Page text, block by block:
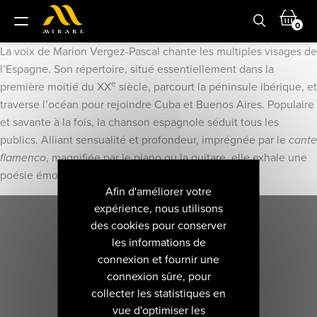
0
La voix de Marion Vergez-Pascal chante les multiples visages de
l’Espagne. Son répertoire, situé essentiellement dans la
première moitié du XXe siècle, parcourt la péninsule ibérique, et
traverse l’océan pour rejoindre Cuba et Buenos Aires. Populaire
et savante à la fois, la chanson espagnole séduit tous les
publics. Alliant sensualité et profondeur, imprégnée par lecante
flamenco, magnifiée par le piano ou la guitare, elle exhale une
poésie émouvante et intemporelle.
Afin d'améliorer votre
expérience, nous utilisons
des cookies pour conserver
les informations de
connexion et fournir une
connexion sûre, pour
collecter les statistiques en
vue d'optimiser les